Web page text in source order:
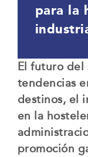
para la
El futuro del
tendencias
destinos, el
en la
promoción